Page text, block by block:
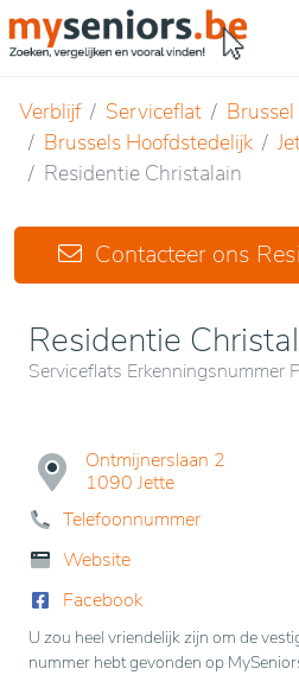
Verblijf Serviceflat
Brussel
Brussels Hoofdstedelijk
Residentie Christalain
Residentie
Serviceflats Erkenningsnummer
Ontmijnerslaan 2
1090 Jette
Telefoonnummer
Website
Facebook
U zou heel vriendelijk zijn om de
nummer hebt gevonden op
Contacteer ons